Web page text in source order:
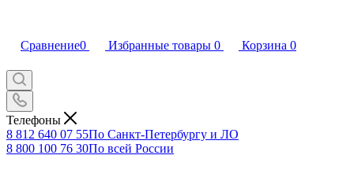
Сравнение0 Избранные товары 0 Корзина 0
Телефоны
8 812 640 07 55По Санкт-Петербургу и ЛО
8 800 100 76 30По всей России